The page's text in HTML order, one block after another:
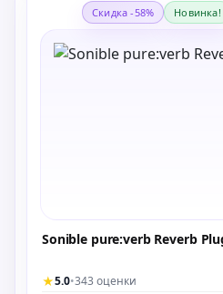
Скидка -58% Новинка!
Sonible pure:verb Reverb
★5.0•343 оценки